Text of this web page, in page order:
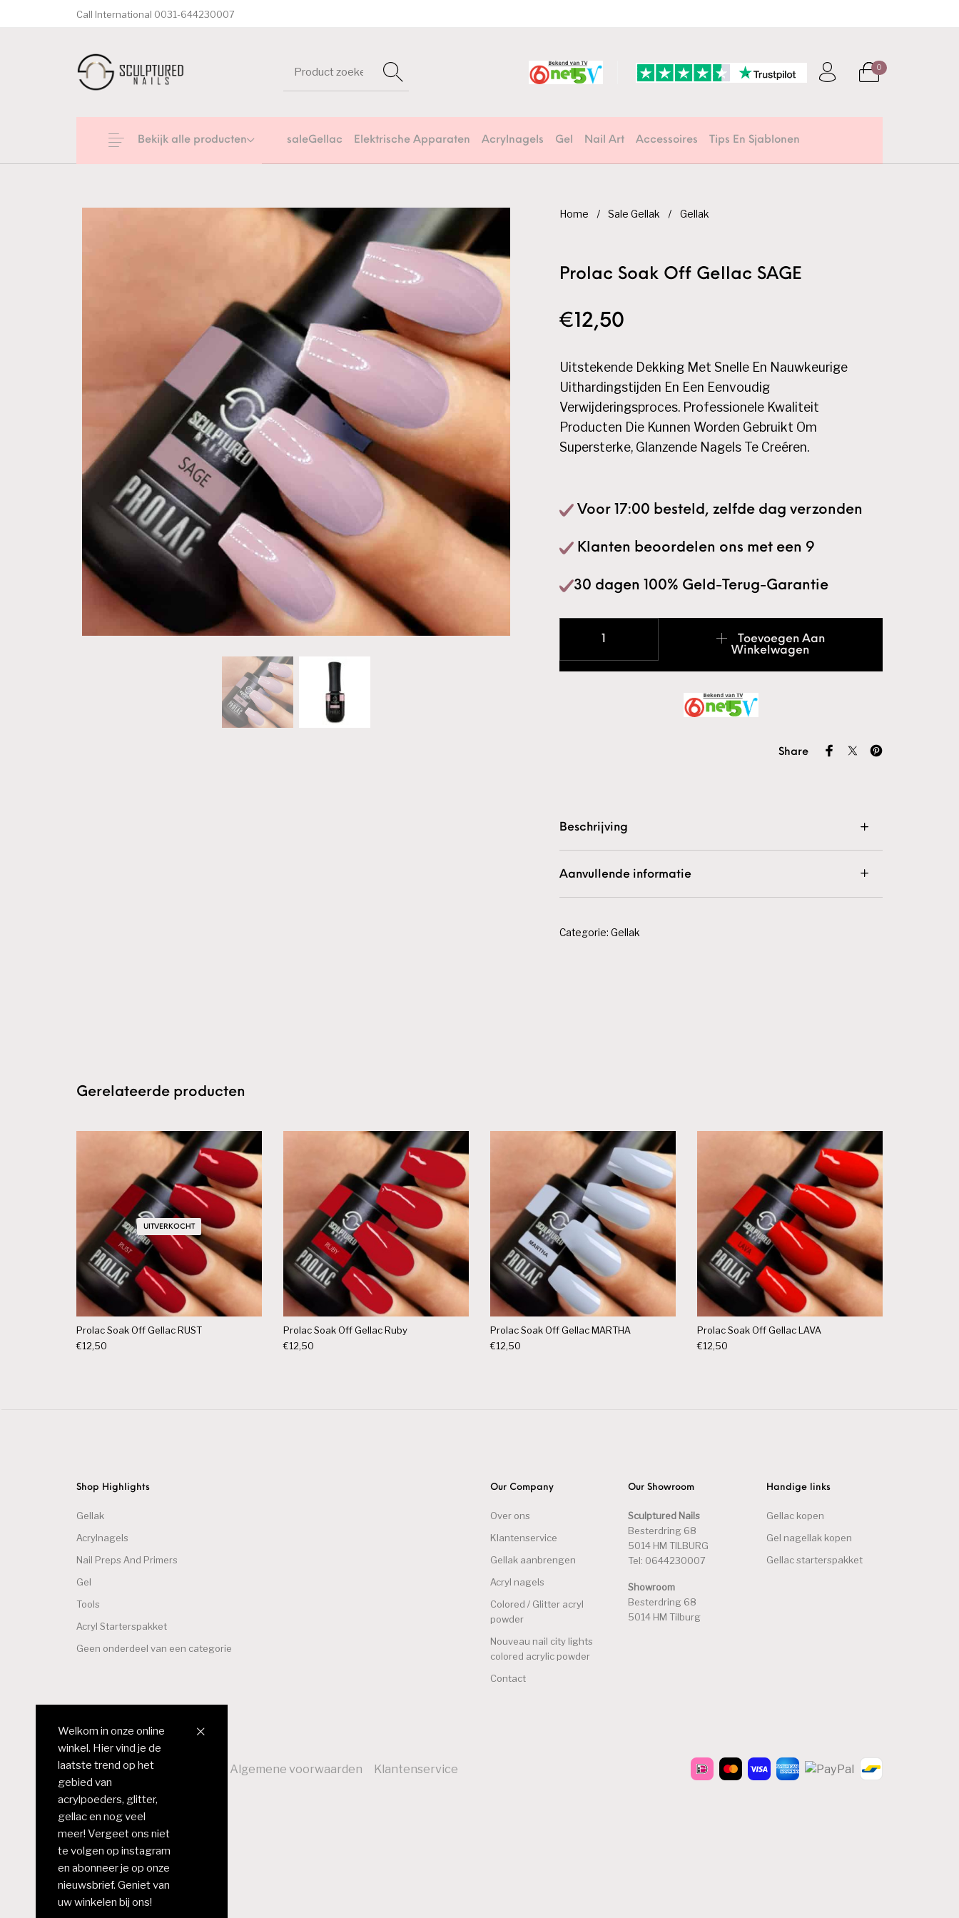
Call International 0031-644230007
0
saleGellac Elektrische Apparaten Acrylnagels Gel Nail Art Accessoires Tips En Sjablonen
Bekijk alle producten
Home / Sale Gellak / Gellak
Prolac Soak Off Gellac SAGE
€ 12,50
Uitstekende Dekking Met Snelle En Nauwkeurige
Uithardingstijden En Een Eenvoudig
Verwijderingsproces. Professionele Kwaliteit
Producten Die Kunnen Worden Gebruikt Om
Supersterke, Glanzende Nagels Te Creéren.
Voor 17:00 besteld, zelfde dag verzonden
Klanten beoordelen ons met een 9
30 dagen 100% Geld-Terug-Garantie
Toevoegen Aan
Winkelwagen
Share
Beschrijving
Aanvullende informatie
Categorie: Gellak
Gerelateerde producten
UITVERKOCHT
Prolac Soak Off Gellac RUST
€12,50
Prolac Soak Off Gellac Ruby
€12,50
Prolac Soak Off Gellac MARTHA
€12,50
Prolac Soak Off Gellac LAVA
€12,50
Shop Highlights
Gellak
Acrylnagels
Nail Preps And Primers
Gel
Tools
Acryl Starterspakket
Geen onderdeel van een categorie
Our Company
Over ons
Klantenservice
Gellak aanbrengen
Acryl nagels
Colored / Glitter acryl
powder
Nouveau nail city lights
colored acrylic powder
Contact
Our Showroom
Sculptured Nails
Besterdring 68
5014 HM TILBURG
Tel: 0644230007
Showroom
Besterdring 68
5014 HM Tilburg
Handige links
Gellac kopen
Gel nagellak kopen
Gellac starterspakket
Over ons Reseller worden Algemene voorwaarden
Klantenservice
Contact
© Sculptured Nails
Welkom in onze online
winkel. Hier vind je de
laatste trend op het
gebied van
acrylpoeders, glitter,
gellac en nog veel
meer! Vergeet ons niet
te volgen op instagram
en abonneer je op onze
nieuwsbrief. Geniet van
uw winkelen bij ons!